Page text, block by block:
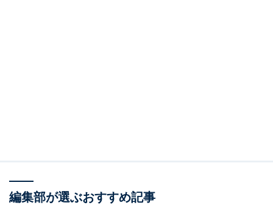
編集部が選ぶおすすめ記事